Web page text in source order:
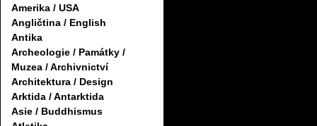
Amerika / USA
Angličtina / English
Antika
Archeologie / Památky /
Muzea / Archivnictví
Architektura / Design
Arktida / Antarktida
Asie / Buddhismus